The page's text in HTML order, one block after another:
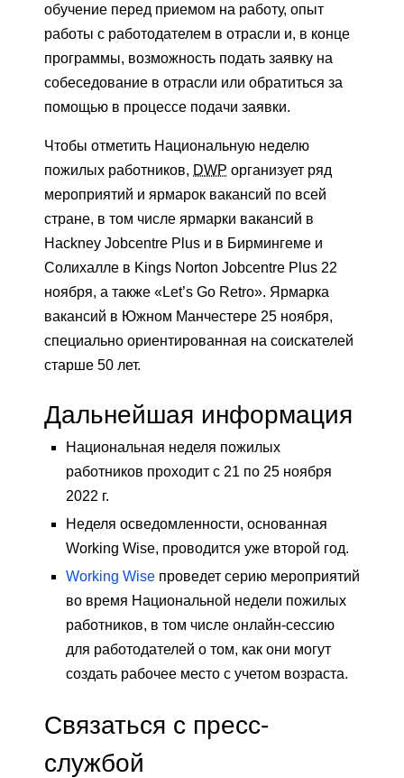
обучение перед приемом на работу, опыт
работы с работодателем в отрасли и, в конце
программы, возможность подать заявку на
собеседование в отрасли или обратиться за
помощью в процессе подачи заявки.
Чтобы отметить Национальную неделю
пожилых работников, DWP организует ряд
мероприятий и ярмарок вакансий по всей
стране, в том числе ярмарки вакансий в
Hackney Jobcentre Plus и в Бирмингеме и
Солихалле в Kings Norton Jobcentre Plus 22
ноября, а также «Let’s Go Retro». Ярмарка
вакансий в Южном Манчестере 25 ноября,
специально ориентированная на соискателей
старше 50 лет.
Дальнейшая информация
Национальная неделя пожилых
работников проходит с 21 по 25 ноября
2022 г.
Неделя осведомленности, основанная
Working Wise, проводится уже второй год.
Working Wise проведет серию мероприятий
во время Национальной недели пожилых
работников, в том числе онлайн-сессию
для работодателей о том, как они могут
создать рабочее место с учетом возраста.
Связаться с пресс-
службой